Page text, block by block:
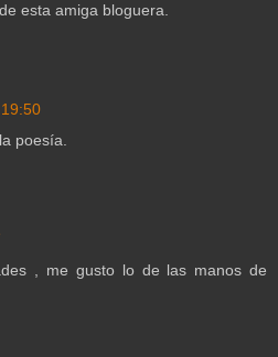
esta amiga bloguera.
19:50
poesía.
, me gusto lo de las manos de